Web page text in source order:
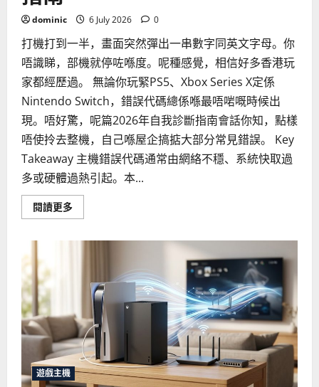
dominic 6 July 2026 0
打機打到一半，畫面突然彈出一串數字同英文字母。你
唔識睇，部機就停咗喺度。呢種感覺，相信好多香港玩
家都經歷過。 無論你玩緊PS5、Xbox Series X定係
Nintendo Switch，錯誤代碼總係喺最唔啱嘅時候出
現。唔好驚，呢篇2026年自我診斷指南會話你知，點樣
唔使拎去整機，自己喺屋企搞掂大部分常見錯誤。 Key
Takeaway 主機錯誤代碼通常由網絡不穩、系統快取過
多或硬體過熱引起。本...
閱讀更多Read
more
機
錯
誤
代
碼
解
決
遊戲主機